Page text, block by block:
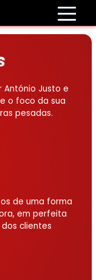
António Justo e
o foco da sua
pesadas.
de uma forma
em perfeita
clientes